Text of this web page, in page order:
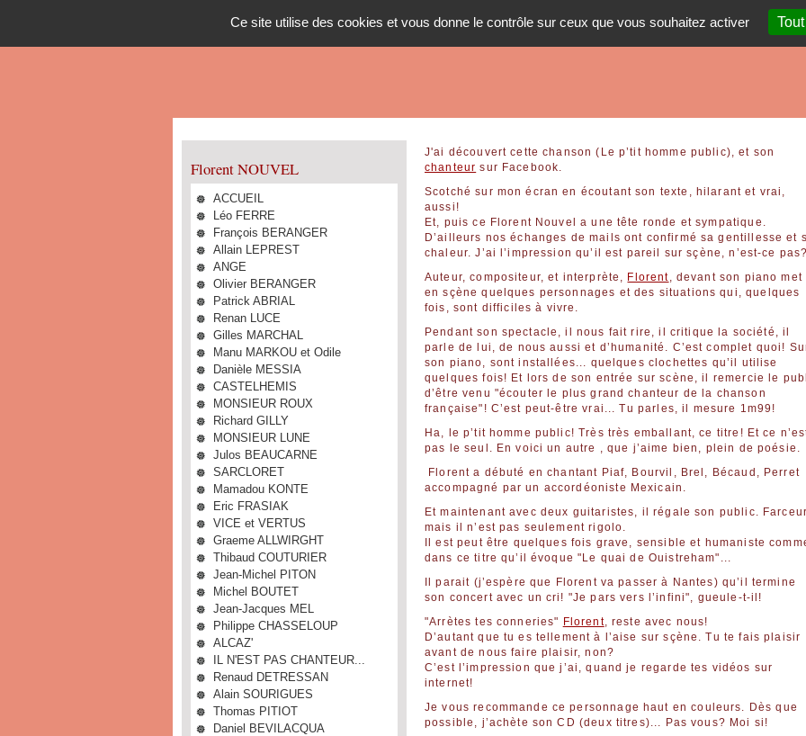
Florent NOUVEL
ACCUEIL
Léo FERRE
François BERANGER
Allain LEPREST
ANGE
Olivier BERANGER
Patrick ABRIAL
Renan LUCE
Gilles MARCHAL
Manu MARKOU et Odile
Danièle MESSIA
CASTELHEMIS
MONSIEUR ROUX
Richard GILLY
MONSIEUR LUNE
Julos BEAUCARNE
SARCLORET
Mamadou KONTE
Eric FRASIAK
VICE et VERTUS
Graeme ALLWIRGHT
Thibaud COUTURIER
Jean-Michel PITON
Michel BOUTET
Jean-Jacques MEL
Philippe CHASSELOUP
ALCAZ'
IL N'EST PAS CHANTEUR...
Renaud DETRESSAN
Alain SOURIGUES
Thomas PITIOT
Daniel BEVILACQUA
J'ai découvert cette chanson (Le p’tit homme public), et son
chanteur sur Facebook.
Scotché sur mon écran en écoutant son texte, hilarant et vrai,
aussi!
Et, puis ce Florent Nouvel a une tête ronde et sympatique.
D’ailleurs nos échanges de mails ont confirmé sa gentillesse et
chaleur. J’ai l’impression qu’il est pareil sur sçène, n’est-ce
Auteur, compositeur, et interprète, Florent , devant son piano met
en sçène quelques personnages et des situations qui, quelques
fois, sont difficiles à vivre.
Pendant son spectacle, il nous fait rire, il critique la société, il
parle de lui, de nous aussi et d’humanité. C’est complet quoi!
son piano, sont installées... quelques clochettes qu’il utilise
quelques fois! Et lors de son entrée sur scène, il remercie le
d’être venu "écouter le plus grand chanteur de la chanson
française"! C’est peut-être vrai... Tu parles, il mesure 1m99!
Ha, le p’tit homme public! Très très emballant, ce titre! Et ce
pas le seul. En voici un autre , que j’aime bien, plein de poésie.
Florent a débuté en chantant Piaf, Bourvil, Brel, Bécaud, Perret
accompagné par un accordéoniste Mexicain.
Et maintenant avec deux guitaristes, il régale son public.
mais il n’est pas seulement rigolo.
Il est peut être quelques fois grave, sensible et humaniste
dans ce titre qu’il évoque "Le quai de Ouistreham"...
Il parait (j’espère que Florent va passer à Nantes) qu’il termine
son concert avec un cri! "Je pars vers l’infini", gueule-t-il!
"Arrètes tes conneries" Florent, reste avec nous!
D’autant que tu es tellement à l’aise sur sçène. Tu te fais plaisir
avant de nous faire plaisir, non?
C’est l’impression que j’ai, quand je regarde tes vidéos sur
internet!
Je vous recommande ce personnage haut en couleurs. Dès que
possible, j’achète son CD (deux titres)... Pas vous? Moi si!
Ce site utilise des cookies et vous donne le contrôle sur ceux que vous souhaitez activer